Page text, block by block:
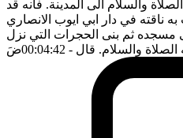
والسلام الى المدينة. فانه قد
ناقته في دار ابي ايوب الانصاري
ثم بنى الحجرات التي نزل
الصلاة والسلام. قال - 00:04:42 ضَ